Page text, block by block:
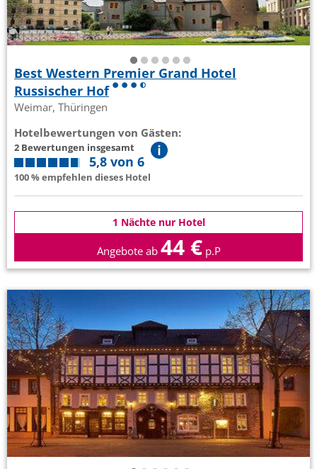
Best Western Premier Grand Hotel
Russischer Hof
Weimar, Thüringen
Hotelbewertungen von Gästen:
2 Bewertungen insgesamt
5,8 von 6
100 % empfehlen dieses Hotel
1 Nächte nur Hotel
Angebote ab 44 € p.P